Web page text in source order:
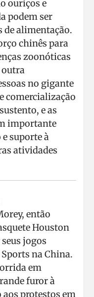
ouriços e
podem ser
de alimentação.
chinês para
zoonóticas
outra
no gigante
comercialização
e as
importante
suporte à
atividades
então
Houston
jogos
na China.
em
furor à
aos protestos em